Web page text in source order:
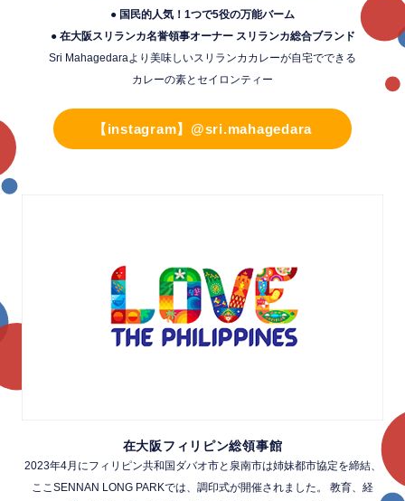
● 国民的人気！1つで5役の万能バーム
● 在大阪スリランカ名誉領事オーナー スリランカ総合ブランド
Sri Mahagedaraより美味しいスリランカカレーが自宅でできる
カレーの素とセイロンティー
【instagram】@sri.mahagedara
在大阪フィリピン総領事館
2023年4月にフィリピン共和国ダバオ市と泉南市は姉妹都市協定を締結、
ここSENNAN LONG PARKでは、調印式が開催されました。 教育、経